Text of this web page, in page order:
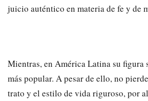
juicio auténtico en materia de fe y de
Mientras, en América Latina su figura
más popular. A pesar de ello, no
trato y el estilo de vida riguroso, por